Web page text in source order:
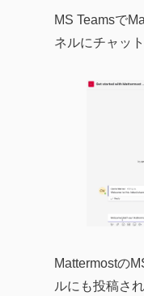
MS Teamsで
ネルにチャッ
Mattermostの
ルにも投稿さ